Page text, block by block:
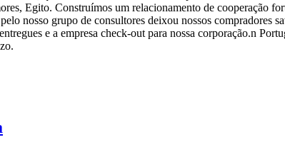
Egito. Construímos um relacionamento de cooperação
nosso grupo de consultores deixou nossos compradores
e a empresa check-out para nossa corporação.n